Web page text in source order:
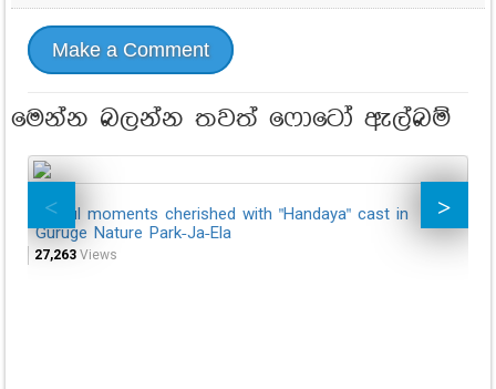
Make a Comment
මෙන්න බලන්න තවත් ෆොටෝ ඇල්බම්
Joyful moments cherished with "Handaya" cast in
Guruge Nature Park-Ja-Ela
27,263 Views